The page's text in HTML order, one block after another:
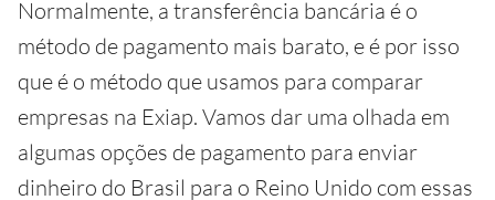
Normalmente, a transferência bancária é o
método de pagamento mais barato, e é por isso
que é o método que usamos para comparar
empresas na Exiap. Vamos dar uma olhada em
algumas opções de pagamento para enviar
dinheiro do Brasil para o Reino Unido com essas